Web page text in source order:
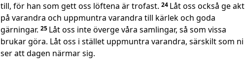
till, för han som gett oss löftena är trofast. 24 Låt oss också ge akt
på varandra och uppmuntra varandra till kärlek och goda
gärningar. 25 Låt oss inte överge våra samlingar, så som vissa
brukar göra. Låt oss i stället uppmuntra varandra, särskilt som ni
ser att dagen närmar sig.